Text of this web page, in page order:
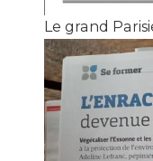
Le grand